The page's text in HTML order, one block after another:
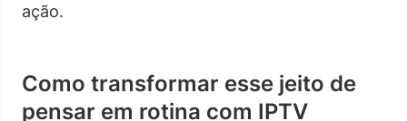
ação.
Como transformar esse jeito de
pensar em rotina com IPTV